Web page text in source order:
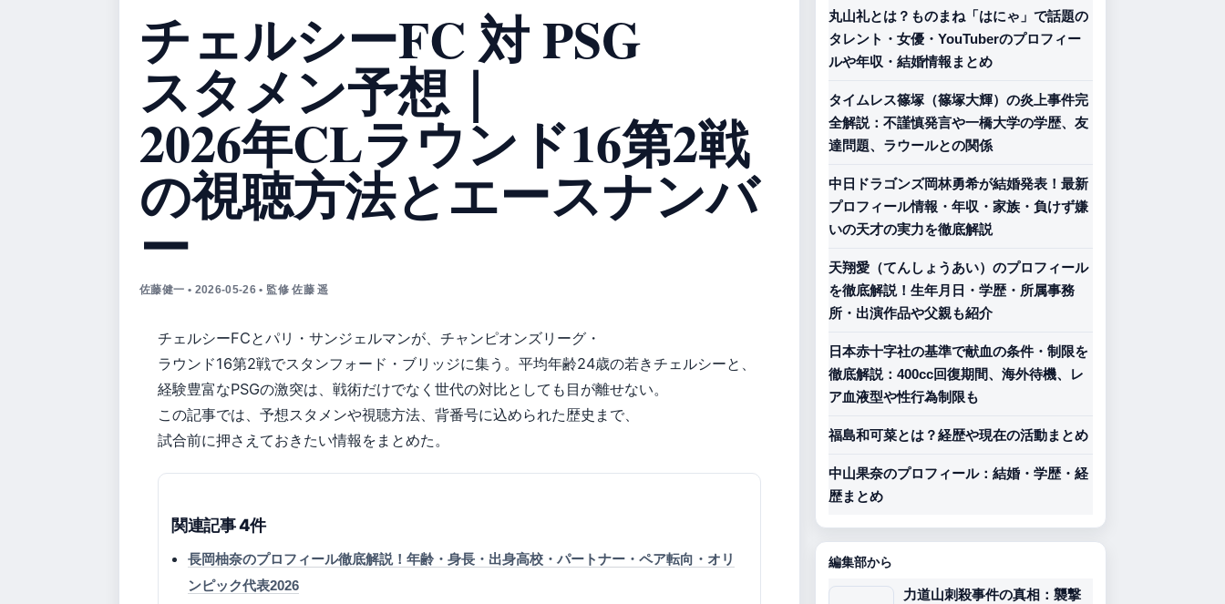
チェルシーFC 対 PSG
スタメン予想｜
2026年CLラウンド16第2戦
の視聴方法とエースナンバ
ー
佐藤健一 • 2026-05-26 • 監修 佐藤 遥
チェルシーFCとパリ・サンジェルマンが、チャンピオンズリーグ・
ラウンド16第2戦でスタンフォード・ブリッジに集う。平均年齢24歳の若きチェルシーと、
経験豊富なPSGの激突は、戦術だけでなく世代の対比としても目が離せない。
この記事では、予想スタメンや視聴方法、背番号に込められた歴史まで、
試合前に押さえておきたい情報をまとめた。
関連記事 4件
長岡柚奈のプロフィール徹底解説！年齢・身長・出身高校・パートナー・ペア転向・オリ
ンピック代表2026
丸山礼とは？ものまね「はにゃ」で話題の
タレント・女優・YouTuberのプロフィー
ルや年収・結婚情報まとめ
タイムレス篠塚（篠塚大輝）の炎上事件完
全解説：不謹慎発言や一橋大学の学歴、友
達問題、ラウールとの関係
中日ドラゴンズ岡林勇希が結婚発表！最新
プロフィール情報・年収・家族・負けず嫌
いの天才の実力を徹底解説
天翔愛（てんしょうあい）のプロフィール
を徹底解説！生年月日・学歴・所属事務
所・出演作品や父親も紹介
日本赤十字社の基準で献血の条件・制限を
徹底解説：400cc回復期間、海外待機、レ
ア血液型や性行為制限も
福島和可菜とは？経歴や現在の活動まとめ
中山果奈のプロフィール：結婚・学歴・経
歴まとめ
編集部から
力道山刺殺事件の真相：襲撃